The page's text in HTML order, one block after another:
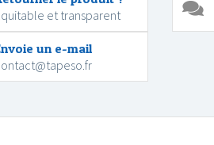
et transparent
un e-mail